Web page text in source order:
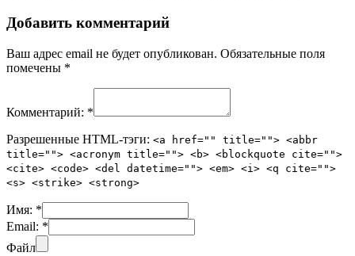
Добавить комментарий
Ваш адрес email не будет опубликован. Обязательные поля
помечены *
Комментарий: *
Разрешенные HTML-тэги: <a href="" title=""> <abbr
title=""> <acronym title=""> <b> <blockquote cite="">
<cite> <code> <del datetime=""> <em> <i> <q cite="">
<s> <strike> <strong>
Имя: *
Email: *
Файл